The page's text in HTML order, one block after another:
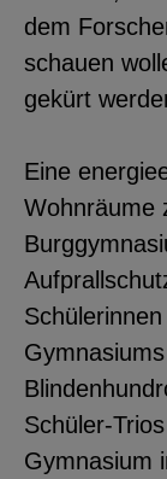
dem
schauen
gekürt
Eine
Wohnräume
Schüler-
Gymnasium